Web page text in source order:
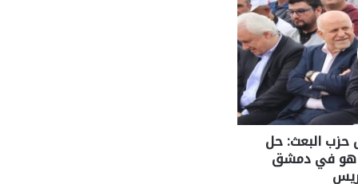
البعث: حل
هو في دمشق